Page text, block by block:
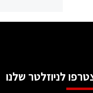
לניוזלטר שלנו